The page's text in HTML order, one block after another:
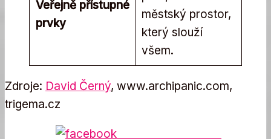
Veřejně přístupné
prvky
městský prostor,
který slouží
všem.
Zdroje: David Černý, www.archipanic.com,
trigema.cz